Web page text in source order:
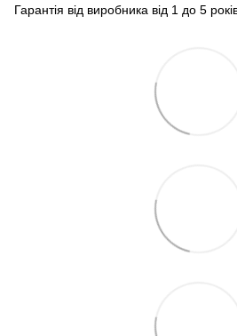
Гарантія від виробника від 1 до 5